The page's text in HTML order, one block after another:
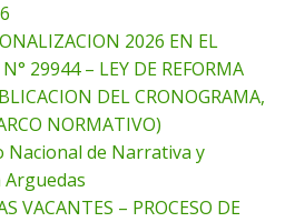
2026 EN EL
29944 – LEY DE REFORMA
DEL CRONOGRAMA,
NORMATIVO)
Nacional de Narrativa y
Arguedas
VACANTES – PROCESO DE